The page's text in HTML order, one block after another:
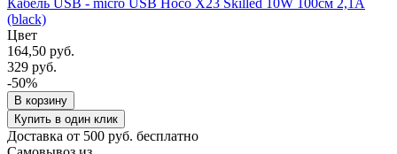
(black)
Цвет
164,50 руб.
329 руб.
-50%
В корзину
Купить в один клик
Доставка от 500 руб. бесплатно